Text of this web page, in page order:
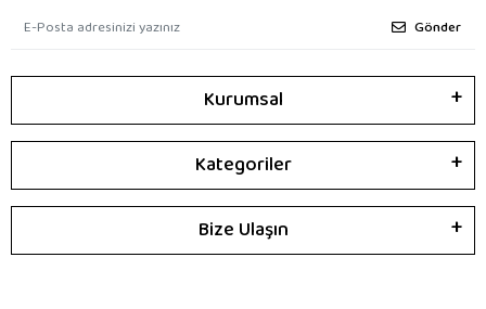
Gönder
Kurumsal
Kategoriler
Bize Ulaşın